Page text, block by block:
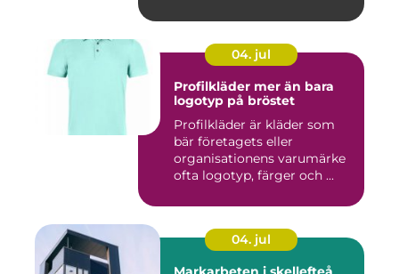
04. jul
Profilkläder mer än bara
logotyp på bröstet
Profilkläder är kläder som
bär företagets eller
organisationens varumärke
ofta logotyp, färger och ...
04. jul